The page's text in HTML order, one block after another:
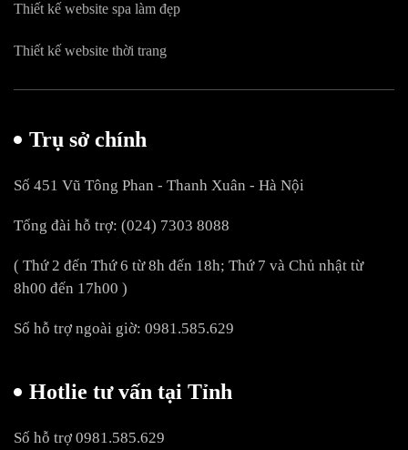
Thiết kế website spa làm đẹp
Thiết kế website thời trang
Trụ sở chính
Số 451 Vũ Tông Phan - Thanh Xuân - Hà Nội
Tổng đài hỗ trợ: (024) 7303 8088
( Thứ 2 đến Thứ 6 từ 8h đến 18h; Thứ 7 và Chủ nhật từ
8h00 đến 17h00 )
Số hỗ trợ ngoài giờ: 0981.585.629
Hotlie tư vấn tại Tỉnh
Số hỗ trợ 0981.585.629